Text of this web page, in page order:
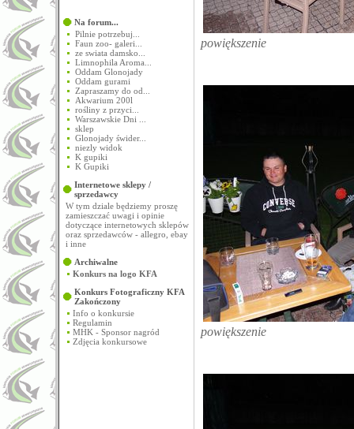
Na forum...
Pilnie potrzebuj...
Faun zoo- galeri...
ze swiata damsko...
Limnophila Aroma...
Oddam Glonojady
Oddam gurami
Zapraszamy do od...
Akwarium 200l
rośliny z przyci...
Warszawskie Dni ...
sklep
Glonojady świder...
niezly widok
K gupiki
K Gupiki
Internetowe sklepy /
sprzedawcy
W tym dziale będziemy proszę
zamieszczać uwagi i opinie
dotyczące internetowych sklepów
oraz sprzedawców - allegro, ebay
i inne
Archiwalne
Konkurs na logo KFA
Konkurs Fotograficzny KFA
Zakończony
Info o konkursie
Regulamin
MHK - Sponsor nagród
Zdjęcia konkursowe
powiększenie
powiększenie